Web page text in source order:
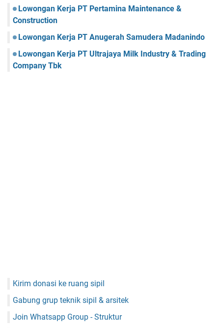
Lowongan Kerja PT Pertamina Maintenance &
Construction
Lowongan Kerja PT Anugerah Samudera Madanindo
Lowongan Kerja PT Ultrajaya Milk Industry & Trading
Company Tbk
Kirim donasi ke ruang sipil
Gabung grup teknik sipil & arsitek
Join Whatsapp Group - Struktur